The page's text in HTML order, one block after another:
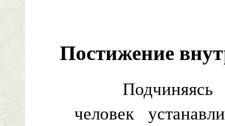
Постижение
Подчиняясь
человек